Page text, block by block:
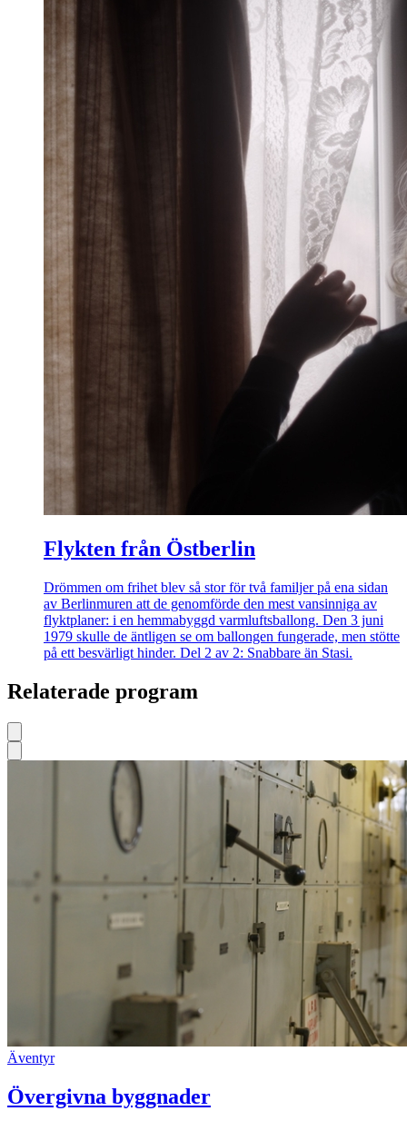
Flykten från Östberlin
Drömmen om frihet blev så stor för två familjer på ena sidan
av Berlinmuren att de genomförde den mest vansinniga av
flyktplaner: i en hemmabyggd varmluftsballong. Den 3 juni
1979 skulle de äntligen se om ballongen fungerade, men stötte
på ett besvärligt hinder. Del 2 av 2: Snabbare än Stasi.
Relaterade program
Äventyr
Övergivna byggnader